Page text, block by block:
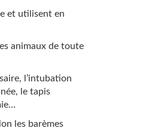
et utilisent en
animaux de toute
l’intubation
le tapis
les barèmes